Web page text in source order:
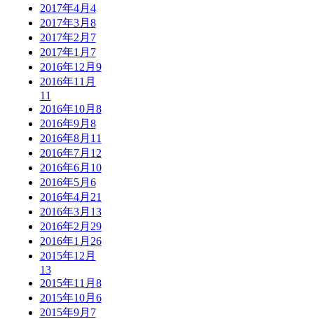
2017年4月 4
2017年3月 8
2017年2月 7
2017年1月 7
2016年12月 9
2016年11月
11
2016年10月 8
2016年9月 8
2016年8月 11
2016年7月 12
2016年6月 10
2016年5月 6
2016年4月 21
2016年3月 13
2016年2月 29
2016年1月 26
2015年12月
13
2015年11月 8
2015年10月 6
2015年9月 7